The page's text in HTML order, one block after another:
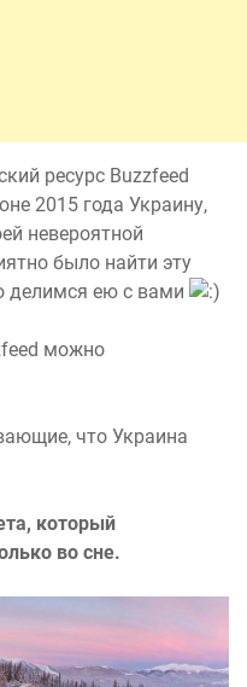
ресурс Buzzfeed
2015 года Украину,
невероятной
было найти эту
делимся ею с вами
можно
что Украина
который
во сне.